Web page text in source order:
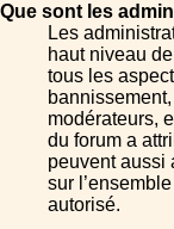
Que sont les
Les
haut niveau
tous les
modérateurs,
du forum a
peuvent aussi
sur
autorisé.